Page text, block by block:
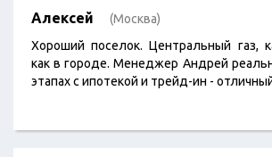
Алексей (Москва)
Хороший поселок. Центральный газ,
как в городе. Менеджер Андрей
этапах с ипотекой и трейд-ин -